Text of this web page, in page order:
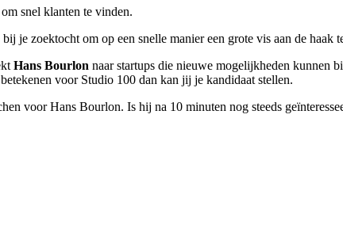
snel klanten te vinden.
je zoektocht om op een snelle manier een grote vis aan de haak
Hans Bourlon naar startups die nieuwe mogelijkheden kunnen
voor Studio 100 dan kan jij je kandidaat stellen.
voor Hans Bourlon. Is hij na 10 minuten nog steeds